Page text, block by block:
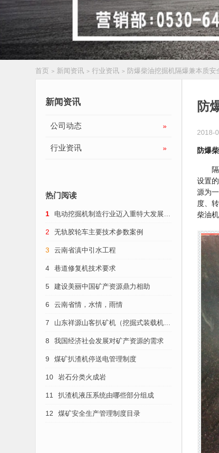
首页 > 新闻资讯 > 行业资讯 > 防爆柴油挖掘机隔爆兼本质安
防
2018-
防爆
隔爆
设置
源为
度、
柴油
新闻资讯
公司动态 »
行业资讯 »
热门阅读
1 电动挖掘机制造行业迈入重特大发展趋
势
2 无轨胶轮车主要技术参数案例
3 云南省滇中引水工程
4 巷道修复机技术要求
5 建设美丽中国矿产资源鼎力相助
6 云南省情，水情，雨情
7 山东祥源山客扒矿机（挖掘式装载机）
的维护保养
8 我国经济社会发展对矿产资源的需求
9 煤矿扒渣机停送电管理制度
10 岩石分类火成岩
11 扒渣机液压系统由哪些部分组成
12 煤矿安全生产管理制度目录